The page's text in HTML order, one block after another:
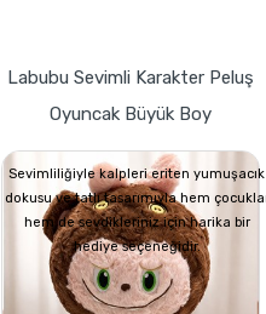
Labubu Sevimli Karakter Peluş
Oyuncak Büyük Boy
Sevimliliğiyle kalpleri eriten yumuşacık
dokusu ve tatlı tasarımıyla hem
hem de sevdikleriniz için harika bir
hediye seçeneğidir.